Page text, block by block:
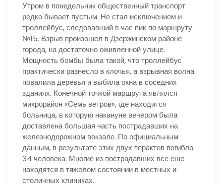
Утром в понедельник общественный транспорт
редко бывает пустым. Не стал исключением и
троллейбус, следовавший в час пик по маршруту
№15. Взрыв произошел в Дзержинском районе
города, на достаточно оживленной улице.
Мощность бомбы была такой, что троллейбус
практически разнесло в клочья, а взрывная волна
повалила деревья и выбила окна в соседних
зданиях. Конечной точкой маршрута являлся
микрорайон «Семь ветров», где находится
больница, в которую накануне вечером была
доставлена большая часть пострадавших на
железнодорожном вокзале. По официальным
данным, в результате этих двух терактов погибло
34 человека. Многие из пострадавших все еще
находятся в тяжелом состоянии в местных и
столичных клиниках.